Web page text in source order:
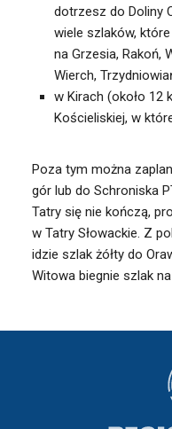
dotrzesz do Doliny
wiele szlaków,
na Grzesia, Rakoń,
Wierch,
w Kirach (około 12
Kościeliskiej, w
Poza tym można
gór lub do Schroniska
Tatry się nie kończą,
w Tatry Słowackie. Z
idzie szlak żółty do
Witowa biegnie szlak